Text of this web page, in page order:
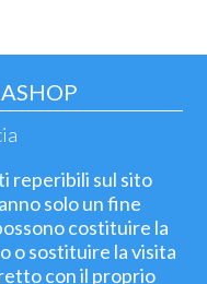
reperibili sul sito
solo un fine
costituire la
o sostituire la visita
con il proprio